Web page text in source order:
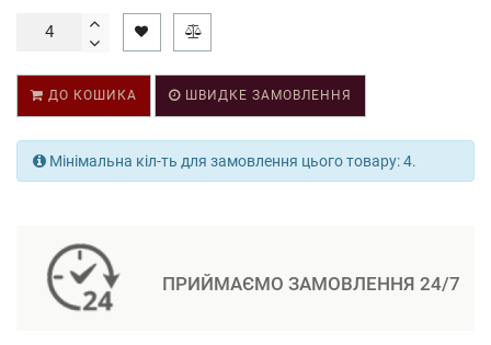
ДО КОШИКА ШВИДКЕ ЗАМОВЛЕННЯ
Мінімальна кіл-ть для замовлення цього товару: 4.
ПРИЙМАЄМО ЗАМОВЛЕННЯ 24/7